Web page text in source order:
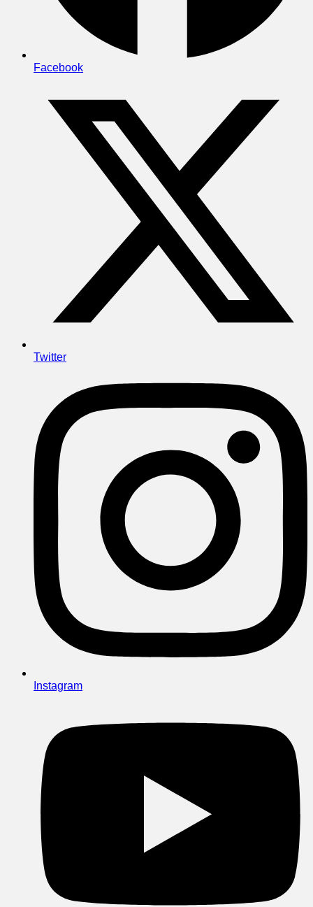
Facebook
Twitter
Instagram